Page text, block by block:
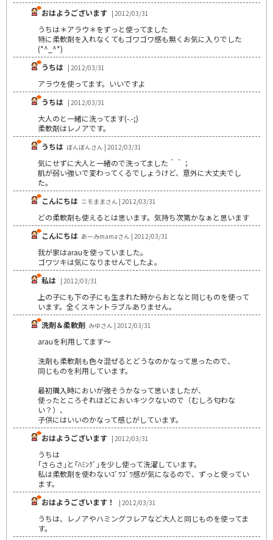
おはようございます | 2012/03/31
うちは＊アラウ＊をずっと使ってました
特に柔軟剤を入れなくてもゴワゴワ感も無くお気に入りでした
(*^_^*)
うちは | 2012/03/31
アラウを使ってます。いいですよ
うちは | 2012/03/31
大人のと一緒に洗ってます(-.-;)
柔軟剤はレノアです。
うちは ぼんぼんさん | 2012/03/31
気にせずに大人と一緒ので洗ってました＾＾；
肌が弱い強いで変わってくるでしょうけど、意外に大丈夫でし
た。
こんにちは ニモままさん | 2012/03/31
どの柔軟剤も使えるとは思います。気持ち次第かなぁと思います
こんにちは あーみmamaさん | 2012/03/31
我が家はarauを使っていました。
ゴワツキは気になりませんでしたよ。
私は | 2012/03/31
上の子にも下の子にも生まれた時からおとなと同じものを使って
います。全くスキントラブルありません。
洗剤＆柔軟剤 みゆさん | 2012/03/31
arauを利用してます～
洗剤も柔軟剤も色々混ぜるとどうなのかなって思ったので、
同じものを利用しています。
最初購入時においが強そうかなって思いましたが、
使ったところそれほどにおいキツクないので（むしろ匂わな
い？）、
子供にはいいのかなって感じがしています。
おはようございます | 2012/03/31
うちは
｢さらさ｣と｢ﾊﾐﾝｸﾞ｣を少し使って洗濯しています。
私は柔軟剤を使わないｺﾞﾜｺﾞﾜ感が気になるので、ずっと使ってい
ます。
おはようございます！
| 2012/03/31
うちは、レノアやハミングフレアなど大人と同じものを使ってま
す。